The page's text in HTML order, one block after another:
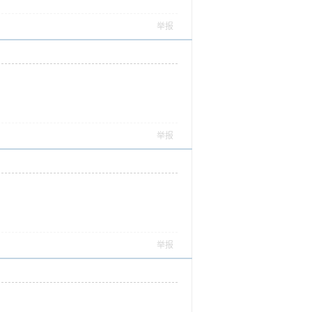
举报
举报
举报